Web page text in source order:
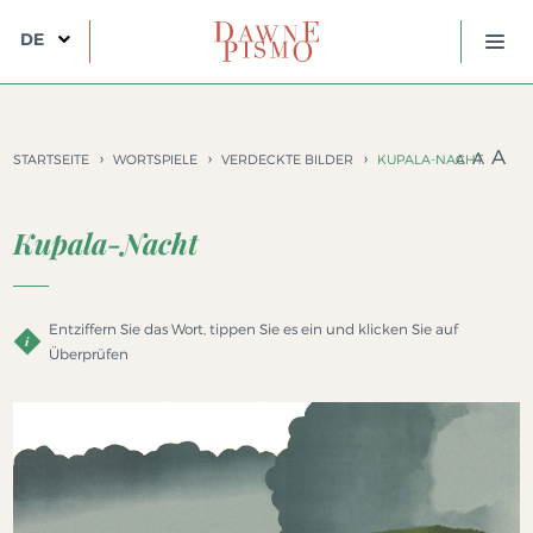
DE
DIE SCHREIBSCHRIFT FRÜHER
EINLEITUNG
DIE KUNST DES SCHREIBENS
GLOSSAR
AUFGABEN
HINWEISE ZUM ENTZIFFERN
REGELN DER TRANSKRIPTION
PAARE FINDEN
LÜCKEN FÜLLEN
A A A
STARTSEITE WORTSPIELE VERDECKTE BILDER KUPALA-NACHT
Kupala-Nacht
Entziffern Sie das Wort, tippen Sie es ein und klicken Sie auf
Überprüfen